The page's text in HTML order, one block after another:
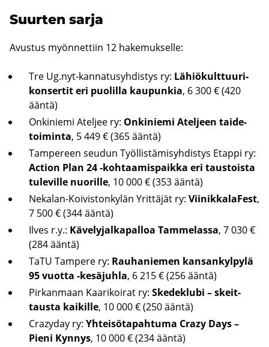
Suur­ten sarja
Avus­tus myön­net­tiin 12 ha­ke­muk­sel­le:
Tre Ug.nyt-​kannatusyhdistys ry: Lähiökulttuuri-​
konsertit eri puo­lil­la kau­pun­kia, 6 300 € (420
ääntä)
On­ki­nie­mi Atel­jee ry: On­ki­nie­mi Atel­jeen tai­de­
toi­min­ta, 5 449 € (365 ääntä)
Tam­pe­reen seu­dun Työl­lis­tä­mi­syh­dis­tys Etap­pi ry:
Ac­tion Plan 24 -​kohtaamispaikka eri taus­tois­ta
tu­le­vil­le nuo­ril­le, 10 000 € (353 ääntä)
Nekalan-​Koivistonkylän Yrit­tä­jät ry: Vii­nik­ka­la­Fest,
7 500 € (344 ääntä)
Ilves r.y.: Kä­ve­ly­jal­ka­pal­loa Tam­me­las­sa, 7 030 €
(284 ääntä)
TaTU Tam­pe­re ry: Rau­ha­nie­men kan­san­kyl­py­lä
95 vuot­ta -​kesäjuhla, 6 215 € (256 ääntä)
Pir­kan­maan Kaa­ri­koi­rat ry: Ske­deklu­bi – skeit­
taus­ta kai­kil­le, 10 000 € (250 ääntä)
Crazyday ry: Yh­tei­sö­ta­pah­tu­ma Crazy Days –
Pieni Kyn­nys, 10 000 € (234 ääntä)